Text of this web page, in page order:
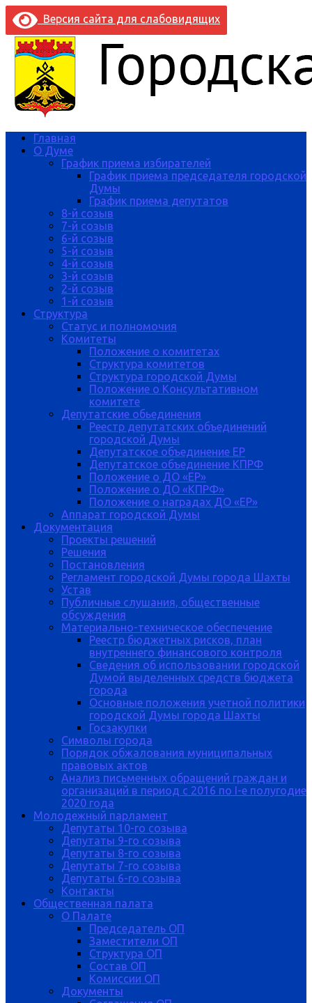
Версия сайта для слабовидящих
Главная
О Думе
График приема избирателей
График приема председателя городской
Думы
График приема депутатов
8-й созыв
7-й созыв
6-й созыв
5-й созыв
4-й созыв
3-й созыв
2-й созыв
1-й созыв
Структура
Статус и полномочия
Комитеты
Положение о комитетах
Структура комитетов
Структура городской Думы
Положение о Консультативном
комитете
Депутатские обьединения
Реестр депутатских объединений
городской Думы
Депутатское объединение ЕР
Депутатское объединение КПРФ
Положение о ДО «ЕР»
Положение о ДО «КПРФ»
Положение о наградах ДО «ЕР»
Аппарат городской Думы
Документация
Проекты решений
Решения
Постановления
Регламент городской Думы города Шахты
Устав
Публичные слушания, общественные
обсуждения
Материально-техническое обеспечение
Реестр бюджетных рисков, план
внутреннего финансового контроля
Сведения об использовании городской
Думой выделенных средств бюджета
города
Основные положения учетной политики
городской Думы города Шахты
Госзакупки
Символы города
Порядок обжалования муниципальных
правовых актов
Анализ письменных обращений граждан и
организаций в период с 2016 по I-е полугодие
2020 года
Молодежный парламент
Депутаты 10-го созыва
Депутаты 9-го созыва
Депутаты 8-го созыва
Депутаты 7-го созыва
Депутаты 6-го созыва
Контакты
Общественная палата
О Палате
Председатель ОП
Заместители ОП
Структура ОП
Состав ОП
Комиссии ОП
Документы